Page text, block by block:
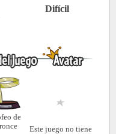
Difícil
de
Este juego no tiene